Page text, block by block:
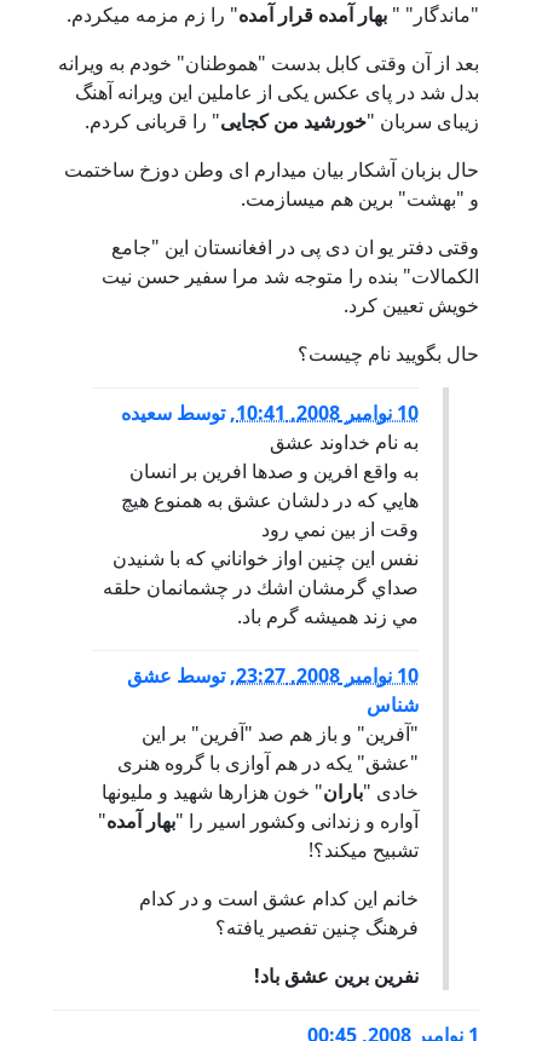
"ماندگار" " بهار آمده قرار آمده" را زم مزمه میکردم.
بعد از آن وقتی کابل بدست "هموطنان" خودم به ویرانه
بدل شد در پای عکس یکی از عاملین این ویرانه آهنگ
زیبای سربان "خورشید من کجایی" را قربانی کردم.
حال بزبان آشکار بیان میدارم ای وطن دوزخ ساختمت
و "بهشت" برین هم میسازمت.
وقتی دفتر یو ان دی پی در افغانستان این "جامع
الکمالات" بنده را متوجه شد مرا سفیر حسن نیت
خویش تعیین کرد.
حال بگویید نام چیست؟
10 نوامبر 2008, 10:41 ,توسط سعيده
به نام خداوند عشق
به واقع افرين و صدها افرين بر انسان
هايي كه در دلشان عشق به همنوع هيچ
وقت از بين نمي رود
نفس اين چنين اواز خواناني كه با شنيدن
صداي گرمشان اشك در چشمانمان حلقه
مي زند هميشه گرم باد.
10 نوامبر 2008, 23:27 ,توسط عشق
شناس
"آفرین" و باز هم صد "آفرین" بر این
"عشق" یکه در هم آوازی با گروه هنری
خادی "باران" خون هزارها شهید و ملیونها
آواره و زندانی وکشور اسیر را "بهار آمده"
تشبیح میکند؟!
خانم این کدام عشق است و در کدام
فرهنگ چنین تفصیر یافته؟
نفرین برین عشق باد!
1 نوامبر 2008, 00:45